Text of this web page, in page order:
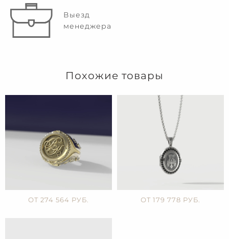
Выезд
менеджера
Похожие товары
ОТ 274 564 РУБ. ОТ 179 778 РУБ.